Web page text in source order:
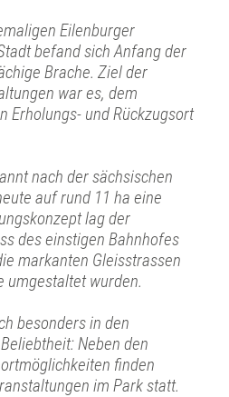
Eilenburger
befand sich Anfang der
Brache. Ziel der
war es, dem
Erholungs- und Rückzugsort
nach der sächsischen
auf rund 11 ha eine
lag der
des einstigen Bahnhofes
markanten Gleisstrassen
umgestaltet wurden.
besonders in den
Neben den
finden
im Park statt.